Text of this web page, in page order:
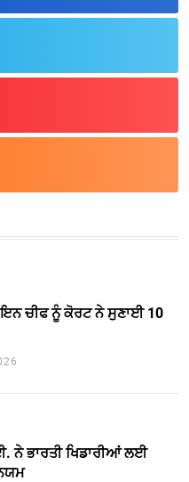
ਚੀਫ ਨੂੰ ਕੋਰਟ ਨੇ ਸੁਣਾਈ 10
ਨੇ ਭਾਰਤੀ ਖਿਡਾਰੀਆਂ ਲਈ